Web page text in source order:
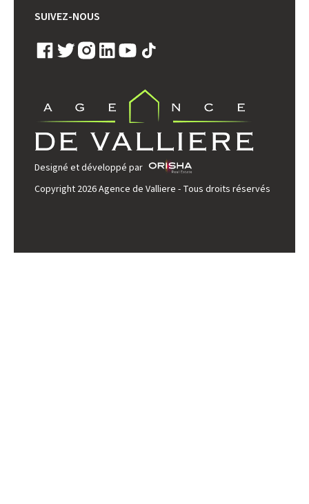
SUIVEZ-NOUS
Designé et développé par
Copyright 2026 Agence de Valliere - Tous droits réservés